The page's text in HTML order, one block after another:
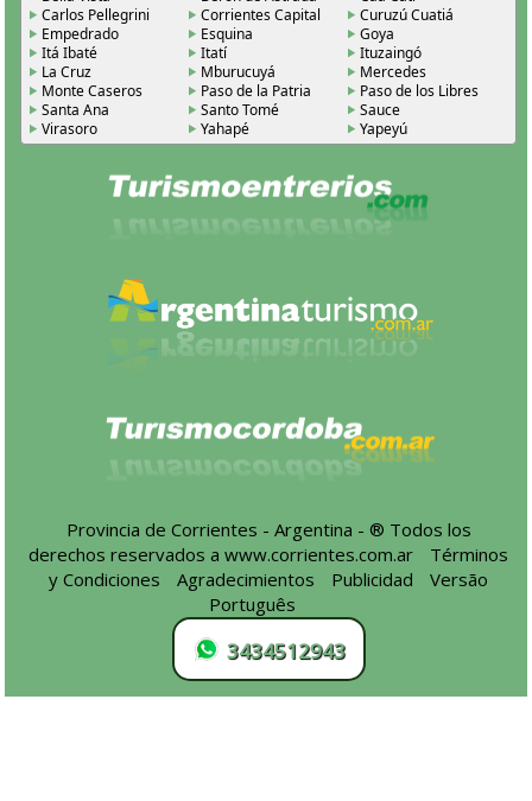
Carlos Pellegrini
Corrientes Capital
Curuzú Cuatiá
Empedrado
Esquina
Goya
Itá Ibaté
Itatí
Ituzaingó
La Cruz
Mburucuyá
Mercedes
Monte Caseros
Paso de la Patria
Paso de los Libres
Santa Ana
Santo Tomé
Sauce
Virasoro
Yahapé Yapeyú
Provincia de Corrientes - Argentina - ® Todos los
derechos reservados a www.corrientes.com.ar
Términos
y Condiciones -Agradecimientos Publicidad -Versão
Português
3434512943